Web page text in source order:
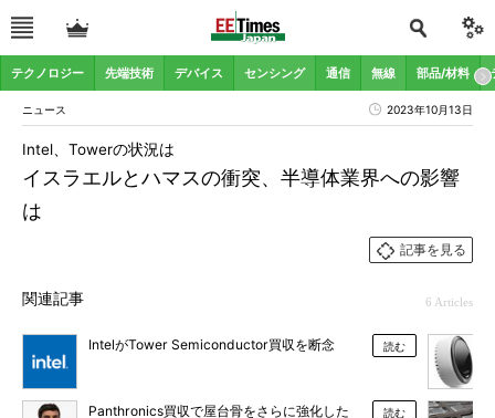
テクノロジー 先端技術 デバイス センシング 通信 無線 部品/材料
ニュース 2023年10月13日
イスラエルとハマスの衝突、半導体業界への影響
は
Intel、Towerの状況は
記事を見る
関連記事 6 Articles
IntelがTower Semiconductor買収を断念 読む
Panthronics買収で屋台骨をさらに強化した
読む